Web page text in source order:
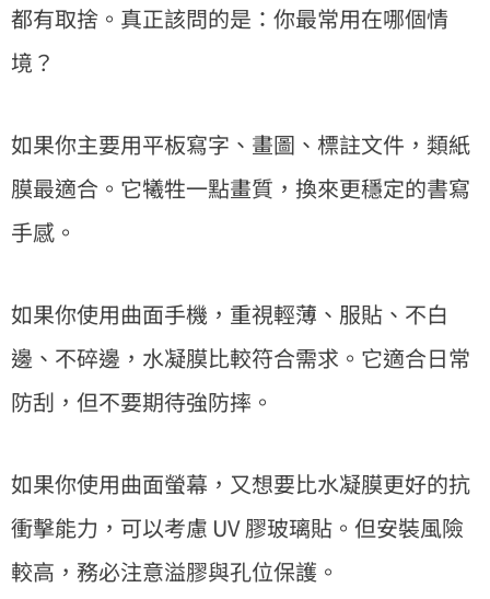
都有取捨。真正該問的是：你最常用在哪個情
境？
如果你主要用平板寫字、畫圖、標註文件，類紙
膜最適合。它犧牲一點畫質，換來更穩定的書寫
手感。
如果你使用曲面手機，重視輕薄、服貼、不白
邊、不碎邊，水凝膜比較符合需求。它適合日常
防刮，但不要期待強防摔。
如果你使用曲面螢幕，又想要比水凝膜更好的抗
衝擊能力，可以考慮 UV 膠玻璃貼。但安裝風險
較高，務必注意溢膠與孔位保護。